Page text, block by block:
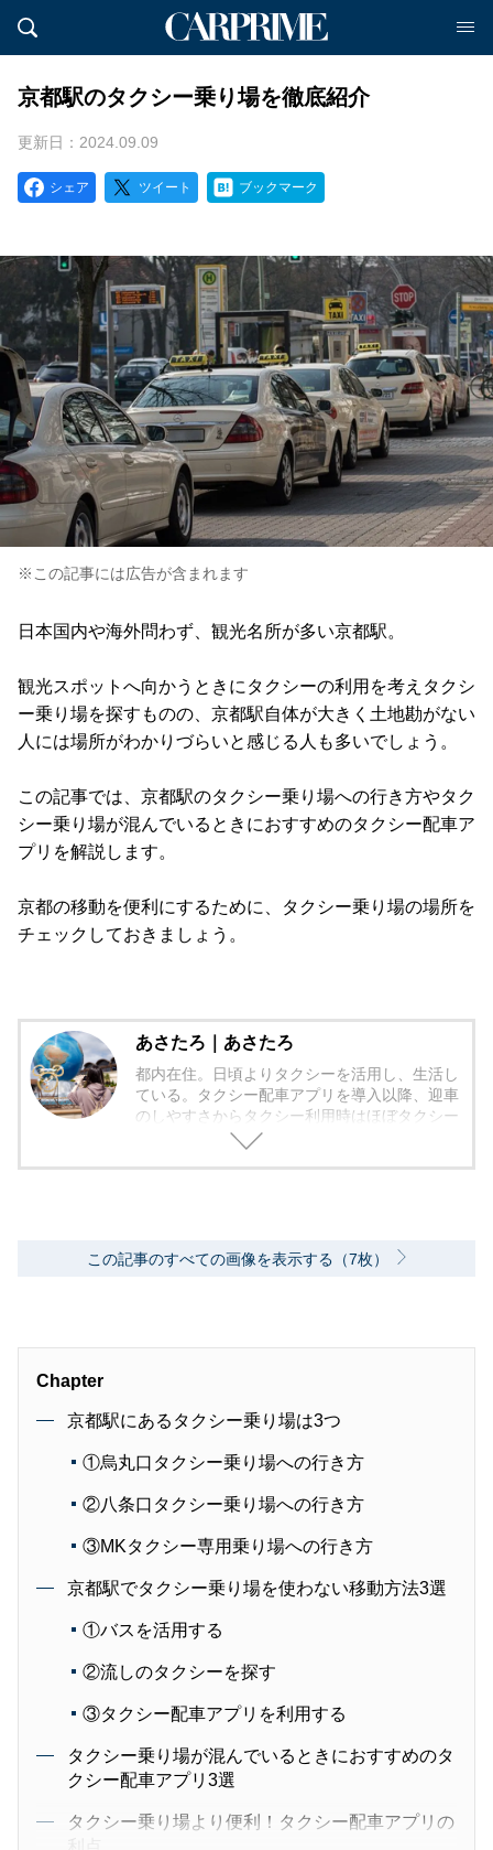
京都駅のタクシー乗り場を徹底紹介
更新日：2024.09.09
シェア ツイート ブックマーク
※この記事には広告が含まれます
日本国内や海外問わず、観光名所が多い京都駅。
観光スポットへ向かうときにタクシーの利用を考えタクシ
ー乗り場を探すものの、京都駅自体が大きく土地勘がない
人には場所がわかりづらいと感じる人も多いでしょう。
この記事では、京都駅のタクシー乗り場への行き方やタク
シー乗り場が混んでいるときにおすすめのタクシー配車ア
プリを解説します。
京都の移動を便利にするために、タクシー乗り場の場所を
チェックしておきましょう。
あさたろ｜あさたろ
都内在住。日頃よりタクシーを活用し、生活し
ている。タクシー配車アプリを導入以降、迎車
のしやすさからタクシー利用時はほぼタクシー
配車アプリを活用している。
この記事のすべての画像を表示する（7枚）
Chapter
京都駅にあるタクシー乗り場は3つ
①烏丸口タクシー乗り場への行き方
②八条口タクシー乗り場への行き方
③MKタクシー専用乗り場への行き方
京都駅でタクシー乗り場を使わない移動方法3選
①バスを活用する
②流しのタクシーを探す
③タクシー配車アプリを利用する
タクシー乗り場が混んでいるときにおすすめのタ
クシー配車アプリ3選
タクシー乗り場より便利！タクシー配車アプリの